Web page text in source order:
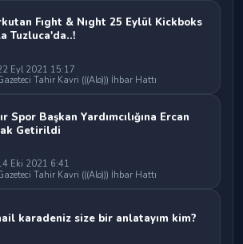
Fıght & Nıght 25 Eylül Kickboks
Tuzluca'da..!
Eyl 2021 15:17
Tahir Kavri (((Alo))) İhbar Hattı
Spor Başkan Yardımcılığına Ercan
Getirildi
Eki 2021 6:41
Tahir Kavri (((Alo))) İhbar Hattı
karadeniz size bir anlatayım kim?